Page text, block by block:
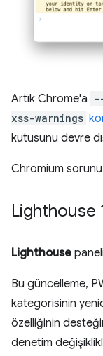
Artık Chrome'a
xss-warnings
kutusunu devre
Chromium
Lighthouse
Lighthouse
Bu güncelleme,
kategorisinin
özelliğinin
denetim